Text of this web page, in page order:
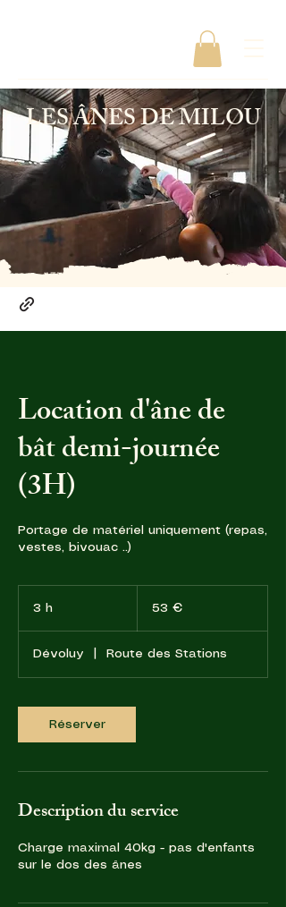
LES ÂNES DE MILOU
Location d'âne de
bât demi-journée
(3H)
Portage de matériel uniquement (repas,
vestes, bivouac ..)
3 h 53 €
Dévoluy Route des Stations
Réserver
Description du service
Charge maximal 40kg - pas d'enfants
sur le dos des ânes